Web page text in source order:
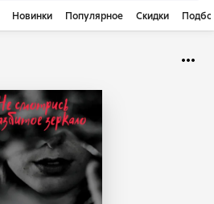
Новинки Популярное Скидки